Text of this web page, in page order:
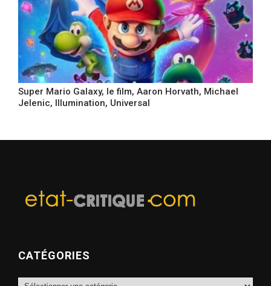
Super Mario Galaxy, le film, Aaron Horvath, Michael
Jelenic, Illumination, Universal
CATÉGORIES
Catégories